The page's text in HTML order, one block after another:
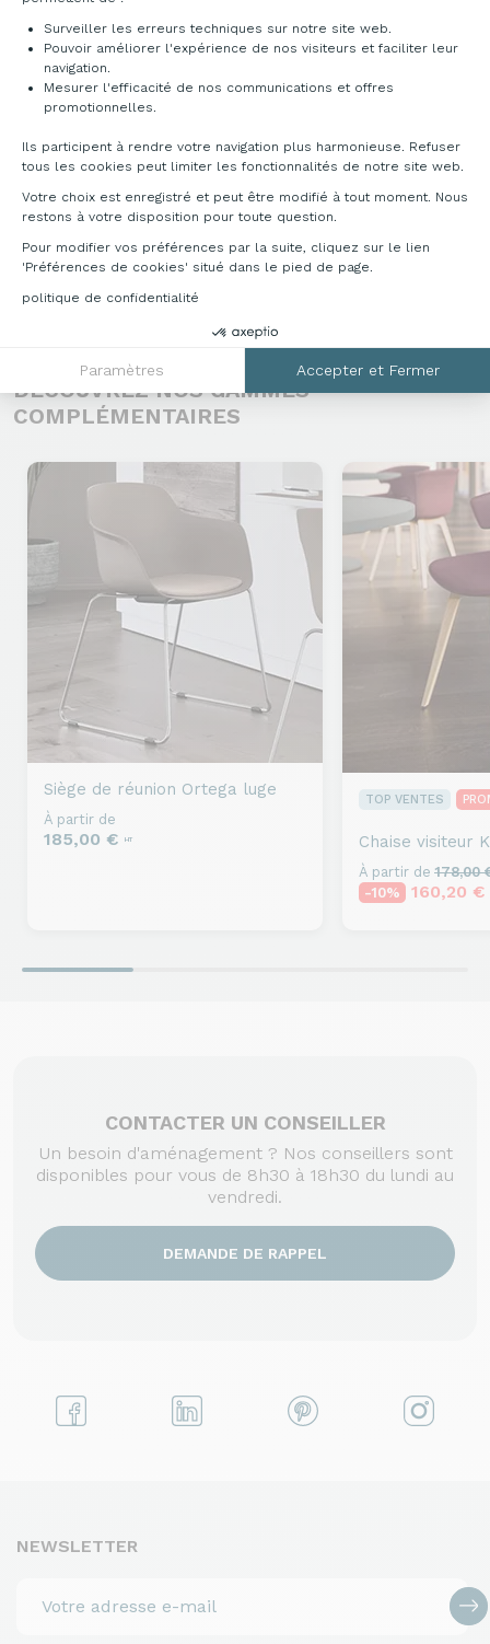
permettent de :
Surveiller les erreurs techniques sur notre site web.
Pouvoir améliorer l'expérience de nos visiteurs et faciliter leur
navigation.
promotionnelles.
tous les cookies peut limiter les fonctionnalités de notre site web.
restons à votre disposition pour toute question.
'Préférences de cookies' situé dans le pied de page.
Paramètres
DÉCLINAISONS & TARIFS
Pour toutes informations complémentaires,
veuillez nous contacter au
04 76 96 82 06ou sur info@francebureau.com
DÉCOUVREZ NOS GAMMES
COMPLÉMENTAIRES
Siège de réunion Ortega luge
À partir de
185,00 € HT
TOP VENTES
Chaise visiteur
À partir de 178,00
-10%
160,20 €
CONTACTER UN CONSEILLER
Un besoin d'aménagement ? Nos conseillers sont
disponibles pour vous de 8h30 à 18h30 du lundi au
vendredi.
DEMANDE DE RAPPEL
NEWSLETTER